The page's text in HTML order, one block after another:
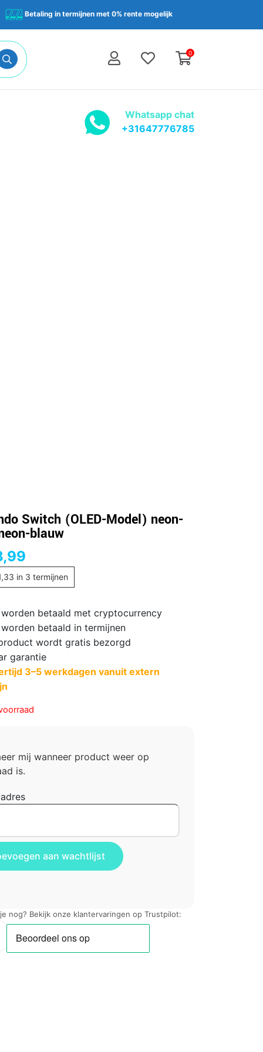
Betaling in termijnen met 0% rente mogelijk
0
Whatsapp chat
+31647776785
Switch (OLED-Model) neon-
blauw
in 3 termijnen
worden betaald met cryptocurrency
worden betaald in termijnen
wordt gratis bezorgd
garantie
3–5 werkdagen vanuit extern
mij wanneer product weer op
is.
nog? Bekijk onze klantervaringen op Trustpilot: